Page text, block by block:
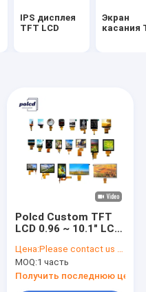
IPS дисплея
TFT LCD
Экран
касания
Polcd Custom TFT
LCD 0.96 ~ 10.1" LCM
3.5 4.3 5 7
дюймовый
сенсорный панель
Цена:Please contact us for latest price
MOQ:1 часть
Получить последнюю цену